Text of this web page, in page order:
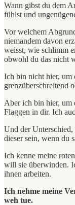
Wann gibst du dem
fühlst und
Vor welchem
niemandem davon
weisst, wie schlimm
obwohl du das nicht
Ich bin nicht hier, um
grenzüberschreitend
Aber ich bin hier, um
Flaggen in dir. Ich
Und der
dieser sein, wenn du
Ich kenne meine
will sie überwinden.
ihnen arbeiten.
Ich nehme meine
weh tue.